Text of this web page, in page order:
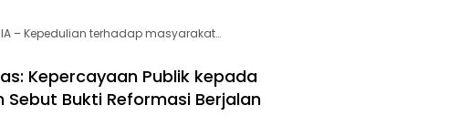
– Kepedulian terhadap masyarakat…
Kepercayaan Publik kepada
Sebut Bukti Reformasi Berjalan